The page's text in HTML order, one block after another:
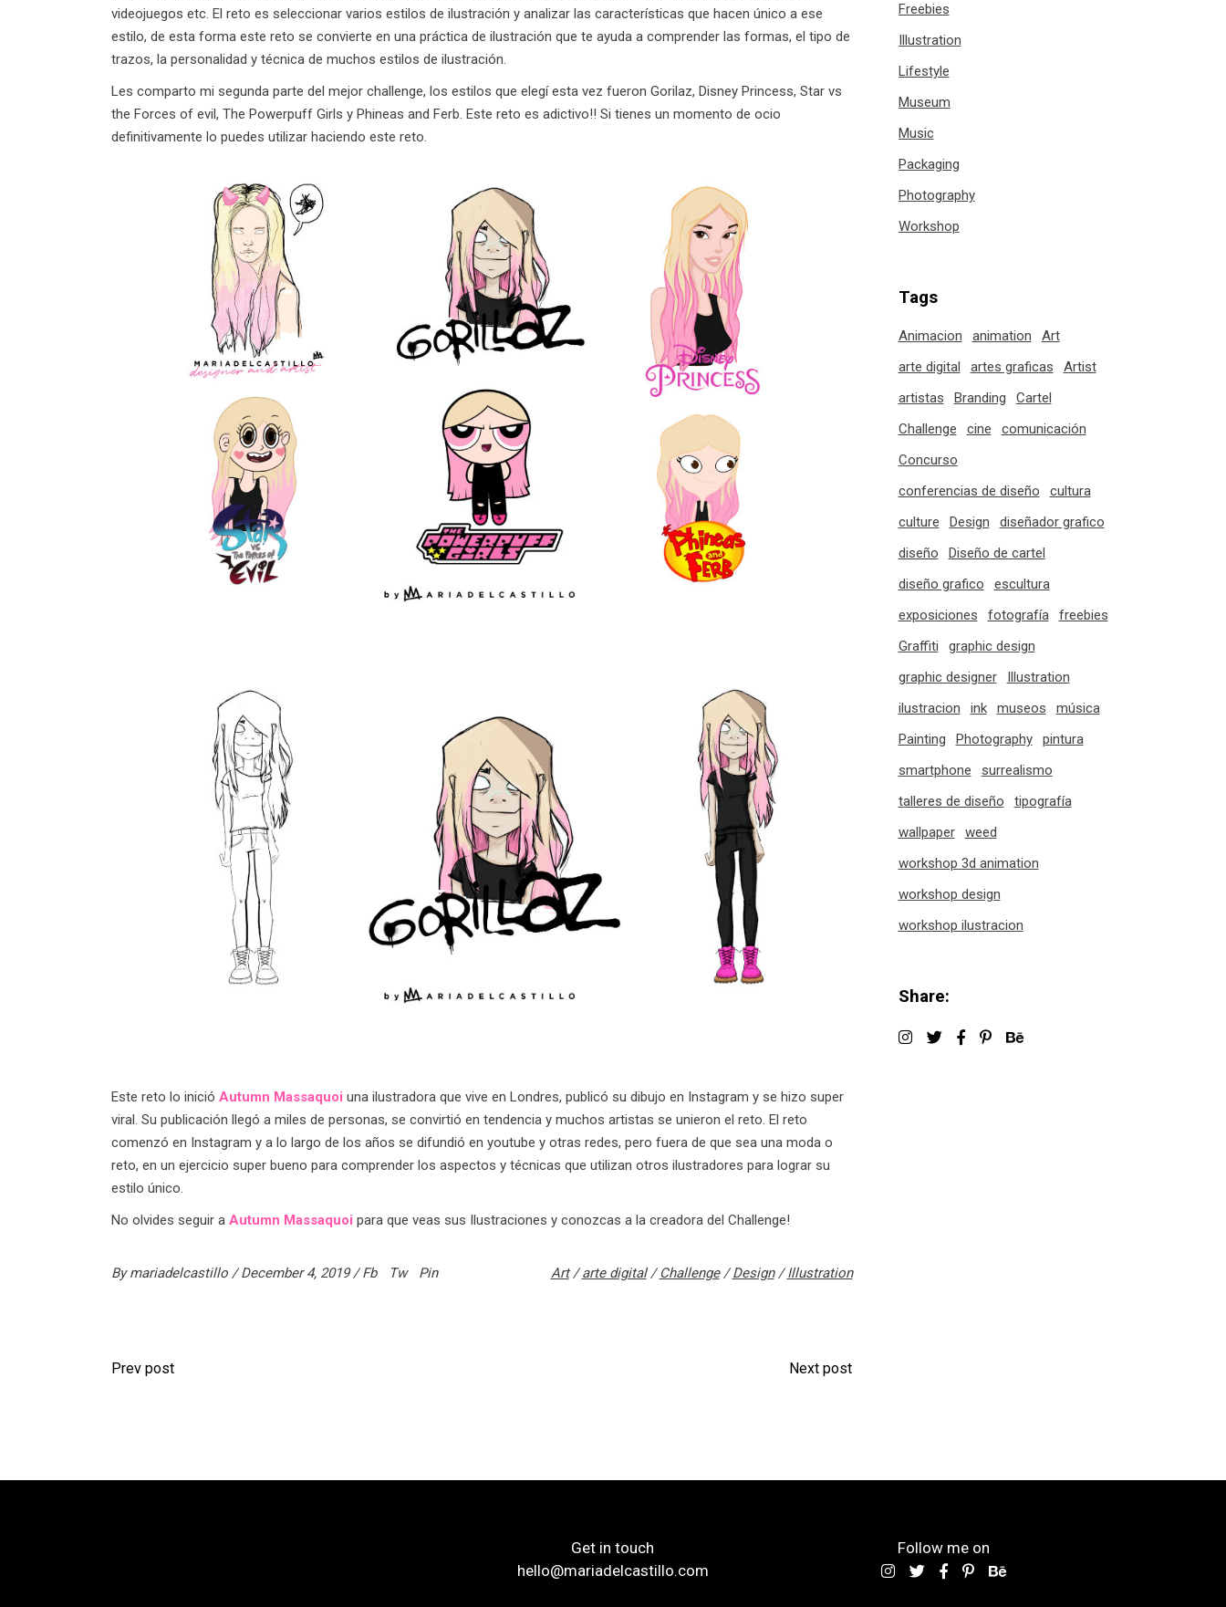
videojuegos etc. El reto es seleccionar varios estilos de ilustración y analizar las características que hacen único a ese
estilo, de esta forma este reto se convierte en una práctica de ilustración que te ayuda a comprender las formas, el tipo de
trazos, la personalidad y técnica de muchos estilos de ilustración.
Les comparto mi segunda parte del mejor challenge, los estilos que elegí esta vez fueron Gorilaz, Disney Princess, Star vs
the Forces of evil, The Powerpuff Girls y Phineas and Ferb. Este reto es adictivo!! Si tienes un momento de ocio
definitivamente lo puedes utilizar haciendo este reto.
Este reto lo inició Autumn Massaquoi una ilustradora que vive en Londres, publicó su dibujo en Instagram y se hizo super
viral. Su publicación llegó a miles de personas, se convirtió en tendencia y muchos artistas se unieron el reto. El reto
comenzó en Instagram y a lo largo de los años se difundió en youtube y otras redes, pero fuera de que sea una moda o
reto, en un ejercicio super bueno para comprender los aspectos y técnicas que utilizan otros ilustradores para lograr su
estilo único.
No olvides seguir a Autumn Massaquoi para que veas sus Ilustraciones y conozcas a la creadora del Challenge!
Bymariadelcastillo December 4, 2019 Fb Tw Pin Art/arte digital/Challenge/Design/Illustration
Prev post Next post
Freebies
Illustration
Lifestyle
Museum
Music
Packaging
Photography
Workshop
Tags
Animacion animation
Art
arte digital
artes graficas
Artist
artistas
Branding
Cartel
Challenge
cine
comunicación
Concurso
conferencias de diseño
cultura
culture
Design
diseñador grafico
diseño
Diseño de cartel
diseño grafico
escultura
exposiciones
fotografía
freebies
Graffiti
graphic design
graphic designer
Illustration
ilustracion
ink museos
música
Painting
Photography
pintura
smartphone
surrealismo
talleres de diseño
tipografía
wallpaper
weed
workshop 3d animation
workshop design
workshop ilustracion
Share:
Get in touch
hello@mariadelcastillo.com
Follow me on